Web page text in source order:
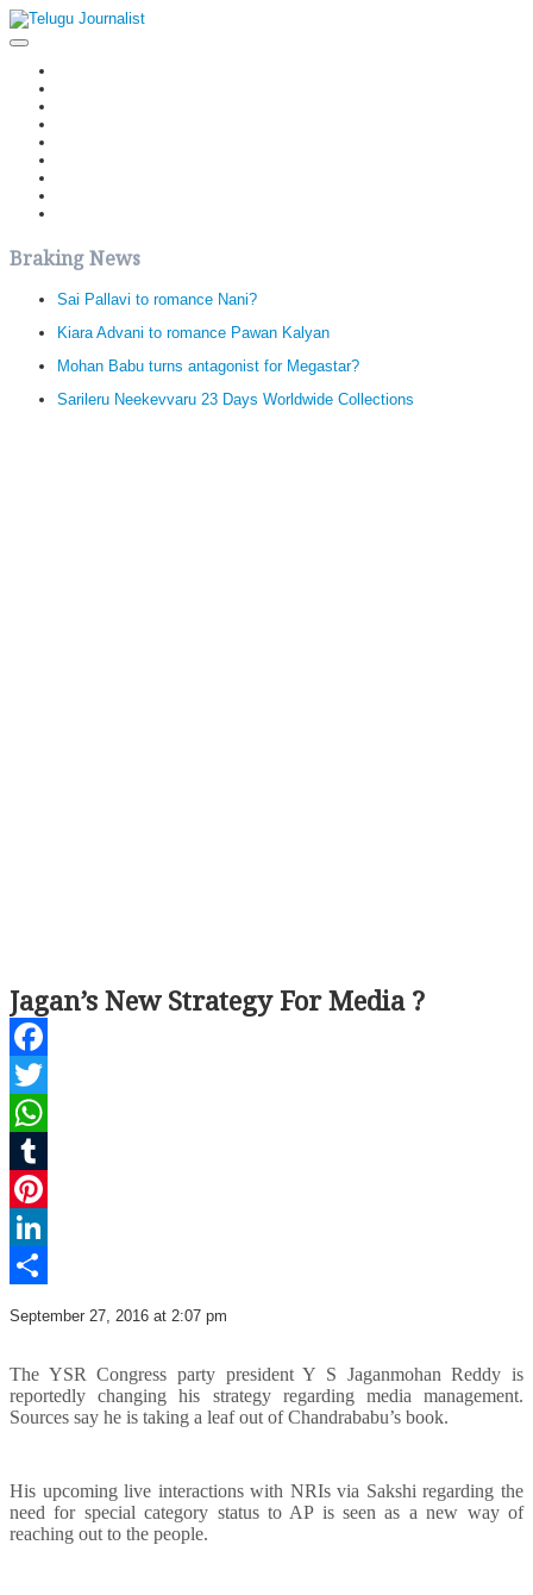
Braking News
Sai Pallavi to romance Nani?
Kiara Advani to romance Pawan Kalyan
Mohan Babu turns antagonist for Megastar?
Sarileru Neekevvaru 23 Days Worldwide Collections
Jagan’s New Strategy For Media ?
Facebook
Twitter
WhatsApp
Tumblr
Pinterest
LinkedIn
Share
September 27, 2016 at 2:07 pm
The YSR Congress party president Y S Jaganmohan Reddy is
reportedly changing his strategy regarding media management.
Sources say he is taking a leaf out of Chandrababu’s book.
His upcoming live interactions with NRIs via Sakshi regarding the
need for special category status to AP is seen as a new way of
reaching out to the people.